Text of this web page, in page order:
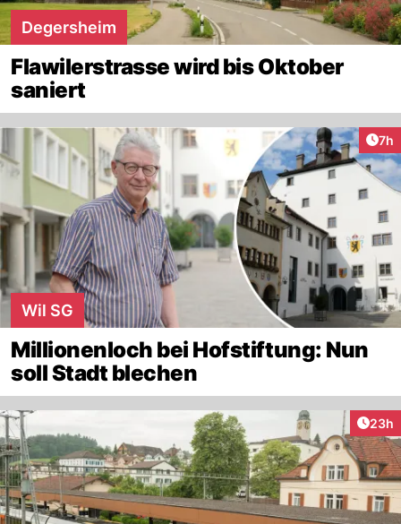
Degersheim
Flawilerstrasse wird bis Oktober
saniert
7h
Wil SG
Millionenloch bei Hofstiftung: Nun
soll Stadt blechen
23h